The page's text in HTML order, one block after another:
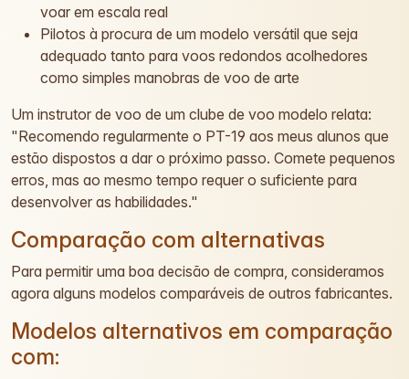
voar em escala real
Pilotos à procura de um modelo versátil que seja
adequado tanto para voos redondos acolhedores
como simples manobras de voo de arte
Um instrutor de voo de um clube de voo modelo relata:
"Recomendo regularmente o PT-19 aos meus alunos que
estão dispostos a dar o próximo passo. Comete pequenos
erros, mas ao mesmo tempo requer o suficiente para
desenvolver as habilidades."
Comparação com alternativas
Para permitir uma boa decisão de compra, consideramos
agora alguns modelos comparáveis de outros fabricantes.
Modelos alternativos em comparação
com: